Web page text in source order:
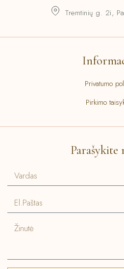
Tremtinių g. 2i,
Privatumo
Pirkimo
Parašykite